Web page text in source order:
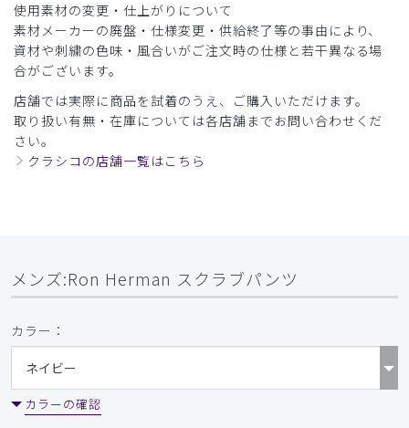
役に立った 0
使用素材の変更・仕上がりについて
素材メーカーの廃盤・仕様変更・供給終了等の事由により、
資材や刺繍の色味・風合いがご注文時の仕様と若干異なる場
合がございます。
店舗では実際に商品を試着のうえ、ご購入いただけます。
取り扱い有無・在庫については各店舗までお問い合わせくだ
さい。
クラシコの店舗一覧はこちら
メンズ:Ron Herman スクラブパンツ
カラー：
カラーの確認